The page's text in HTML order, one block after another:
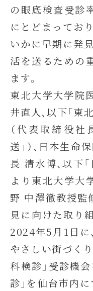
の眼底検査受診
にとどまってお
いかに早期に発
活を送るための
ます。
東北大学大学院
井直人、以下「東
（代表取締役社
送」）、日本生命
長 清水博、以下
より東北大学大
野 中澤徹教授監
見に向けた取り
2024年5月1日に
やさしい街づくり
科検診」受診機
診」を仙台市内